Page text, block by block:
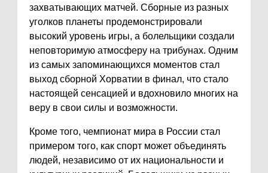
захватывающих матчей. Сборные из разных
уголков планеты продемонстрировали
высокий уровень игры, а болельщики создали
неповторимую атмосферу на трибунах. Одним
из самых запоминающихся моментов стал
выход сборной Хорватии в финал, что стало
настоящей сенсацией и вдохновило многих на
веру в свои силы и возможности.
Кроме того, чемпионат мира в России стал
примером того, как спорт может объединять
людей, независимо от их национальности и